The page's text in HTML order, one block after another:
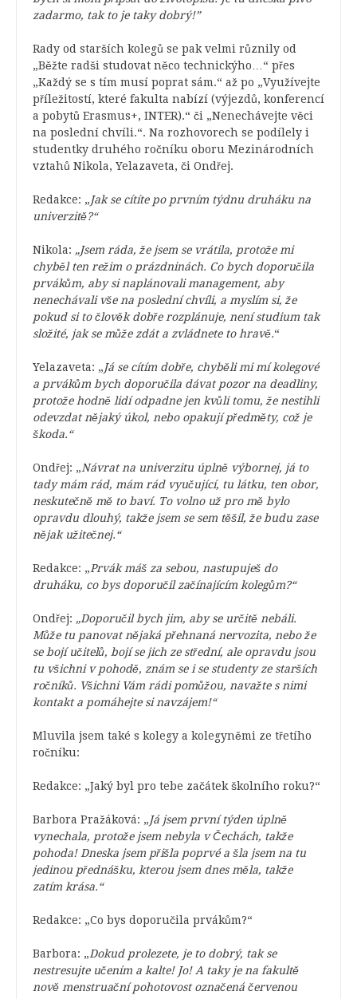
zadarmo, tak to je taky dobrý!”
Rady od starších kolegů se pak velmi různily od
„Běžte radši studovat něco technickýho…“ přes
„Každý se s tím musí poprat sám.“ až po „Využívejte
příležitostí, které fakulta nabízí (výjezdů, konferencí
a pobytů Erasmus+, INTER).“ či „Nenechávejte věci
na poslední chvíli.“. Na rozhovorech se podílely i
studentky druhého ročníku oboru Mezinárodních
vztahů Nikola, Yelazaveta, či Ondřej.
Redakce: „Jak se cítíte po prvním týdnu druháku na
univerzitě?“
Nikola: „Jsem ráda, že jsem se vrátila, protože mi
chyběl ten režim o prázdninách. Co bych doporučila
prvákům, aby si naplánovali management, aby
nenechávali vše na poslední chvíli, a myslím si, že
pokud si to člověk dobře rozplánuje, není studium tak
složité, jak se může zdát a zvládnete to hravě.“
Yelazaveta: „Já se cítím dobře, chyběli mi mí kolegové
a prvákům bych doporučila dávat pozor na deadliny,
protože hodně lidí odpadne jen kvůli tomu, že nestihli
odevzdat nějaký úkol, nebo opakují předměty, což je
škoda.“
Ondřej: „Návrat na univerzitu úplně výbornej, já to
tady mám rád, mám rád vyučující, tu látku, ten obor,
neskutečně mě to baví. To volno už pro mě bylo
opravdu dlouhý, takže jsem se sem těšil, že budu zase
nějak užitečnej.“
Redakce: „Prvák máš za sebou, nastupuješ do
druháku, co bys doporučil začínajícím kolegům?“
Ondřej: „Doporučil bych jim, aby se určitě nebáli.
Může tu panovat nějaká přehnaná nervozita, nebo že
se bojí učitelů, bojí se jich ze střední, ale opravdu jsou
tu všichni v pohodě, znám se i se studenty ze starších
ročníků. Všichni Vám rádi pomůžou, navažte s nimi
kontakt a pomáhejte si navzájem!“
Mluvila jsem také s kolegy a kolegyněmi ze třetího
ročníku:
Redakce: „Jaký byl pro tebe začátek školního roku?“
Barbora Pražáková: „Já jsem první týden úplně
vynechala, protože jsem nebyla v Čechách, takže
pohoda! Dneska jsem přišla poprvé a šla jsem na tu
jedinou přednášku, kterou jsem dnes měla, takže
zatím krása.“
Redakce: „Co bys doporučila prvákům?“
Barbora: „Dokud prolezete, je to dobrý, tak se
nestresujte učením a kalte! Jo! A taky je na fakultě
nově menstruační pohotovost označená červenou